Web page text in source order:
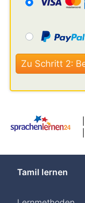
Tamil lernen